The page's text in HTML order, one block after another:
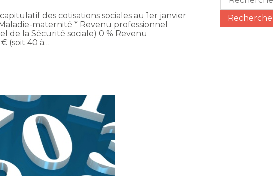
des cotisations sociales au 1er janvier
maternité * Revenu professionnel
de la Sécurité sociale) 0 % Revenu
(soit 40 à…